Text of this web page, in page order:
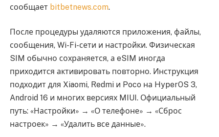
сообщает bitbetnews.com.
После процедуры удаляются приложения, файлы,
сообщения, Wi-Fi-сети и настройки. Физическая
SIM обычно сохраняется, а eSIM иногда
приходится активировать повторно. Инструкция
подходит для Xiaomi, Redmi и Poco на HyperOS 3,
Android 16 и многих версиях MIUI. Официальный
путь: «Настройки» → «О телефоне» → «Сброс
настроек» → «Удалить все данные».